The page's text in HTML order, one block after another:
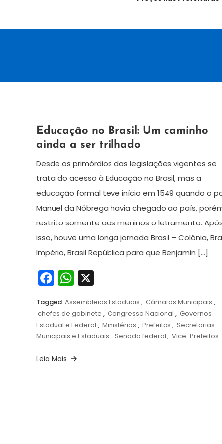
2
de
junho
de
Palmira
Tolotti
Educação no Brasil: Um caminho
ainda a ser trilhado
Desde os primórdios das legislações vigentes se
trata do acesso à Educação no Brasil, mas a
educação formal teve início em 1549 quando o
Manuel da Nóbrega havia chegado ao país,
restrito somente aos meninos o letramento. Após
isso, houve uma longa jornada Brasil – Colônia,
Império, Brasil República para que Benjamin […]
Facebook
WhatsApp
X
Tagged Assembleias Estaduais , Câmaras Municipais ,
chefes de gabinete , Congresso Nacional , Governos
Estadual e Federal , Ministérios , Prefeitos , Secretarias
Municipais e Estaduais , Senado federal , Vice-Prefeitos
Leia Mais